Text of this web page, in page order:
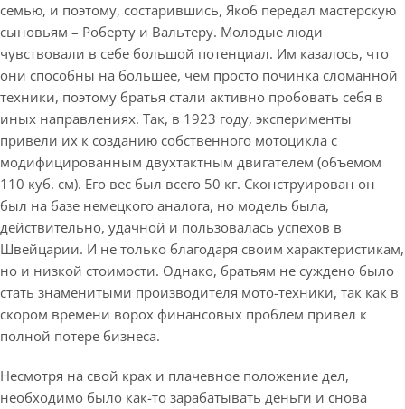
семью, и поэтому, состарившись, Якоб передал мастерскую
сыновьям – Роберту и Вальтеру. Молодые люди
чувствовали в себе большой потенциал. Им казалось, что
они способны на большее, чем просто починка сломанной
техники, поэтому братья стали активно пробовать себя в
иных направлениях. Так, в 1923 году, эксперименты
привели их к созданию собственного мотоцикла с
модифицированным двухтактным двигателем (объемом
110 куб. см). Его вес был всего 50 кг. Сконструирован он
был на базе немецкого аналога, но модель была,
действительно, удачной и пользовалась успехов в
Швейцарии. И не только благодаря своим характеристикам,
но и низкой стоимости. Однако, братьям не суждено было
стать знаменитыми производителя мото-техники, так как в
скором времени ворох финансовых проблем привел к
полной потере бизнеса.
Несмотря на свой крах и плачевное положение дел,
необходимо было как-то зарабатывать деньги и снова